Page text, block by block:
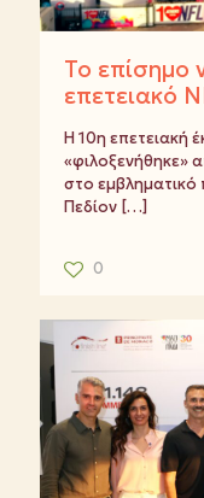
Το επίσημο
επετειακό
Η 10η επετειακή
«φιλοξενήθηκε»
στο εμβληματικό
Πεδίον […]
0